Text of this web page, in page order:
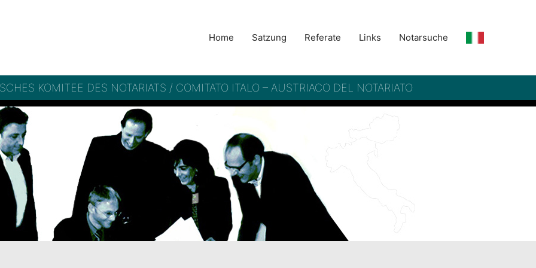
Home Satzung Referate Links Notarsuche
KOMITEE DES NOTARIATS / COMITATO ITALO – AUSTRIACO DEL NOTARIATO